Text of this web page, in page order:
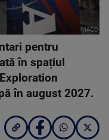
IMAGO
pentru
în spațiul
în august 2027.